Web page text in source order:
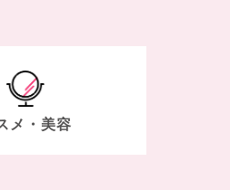
メ・美容